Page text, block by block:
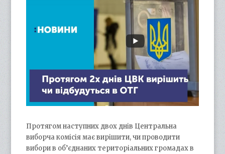
Протягом наступних двох днів Центральна
виборча комісія має вирішити, чи проводити
вибори в об’єднаних територіальних громадах в